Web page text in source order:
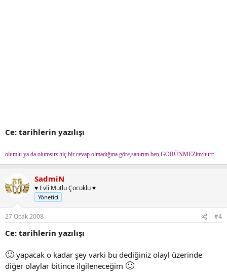
Ce: tarihlerin yazılışı
olumlu ya da olumsuz hiç bir cevap olmadığına göre,sanırım ben GÖRÜNMEZim:hurt:
SadmiN
♥ Evli Mutlu Çocuklu ♥
Yönetici
27 Ocak 2008 #4
Ce: tarihlerin yazılışı
🙂 yapacak o kadar şey varki bu dediğiniz olayl üzerinde
diğer olaylar bitince ilgileneceğim 🙂